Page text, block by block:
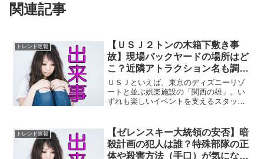
関連記事
トレンド速報
【ＵＳＪ２トンの木箱下敷き事
故】現場バックヤードの場所はど
こ？近隣アトラクション名も調
査！
ＵＳＪといえば、東京のディズニーリゾ
ートと並ぶ娯楽施設の「関西の雄」。い
ずれも楽しいイベントを支えるスタッフ
らっしゃいます。悲しいことに、ユニバ
ーサル・スタジオ・ジャパ...
トレンド速報
【ゼレンスキー大統領の安否】暗
殺計画の犯人は誰？特殊部隊の正
体や殺害方法（手口）が気にな